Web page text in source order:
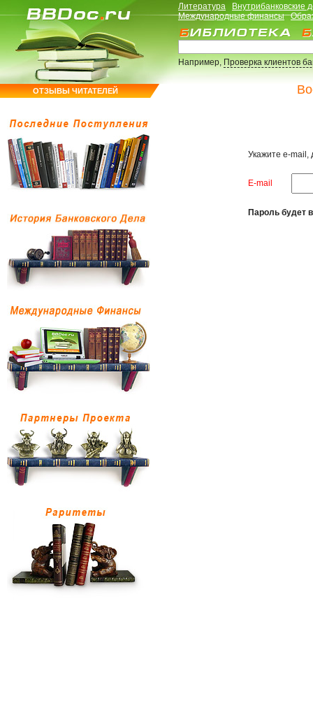
ОТЗЫВЫ ЧИТАТЕЛЕЙ
Литература
Внутрибанковские
Международные финансы
Например,Проверка клиентов
Укажите e-mail,
E-mail
Пароль будет